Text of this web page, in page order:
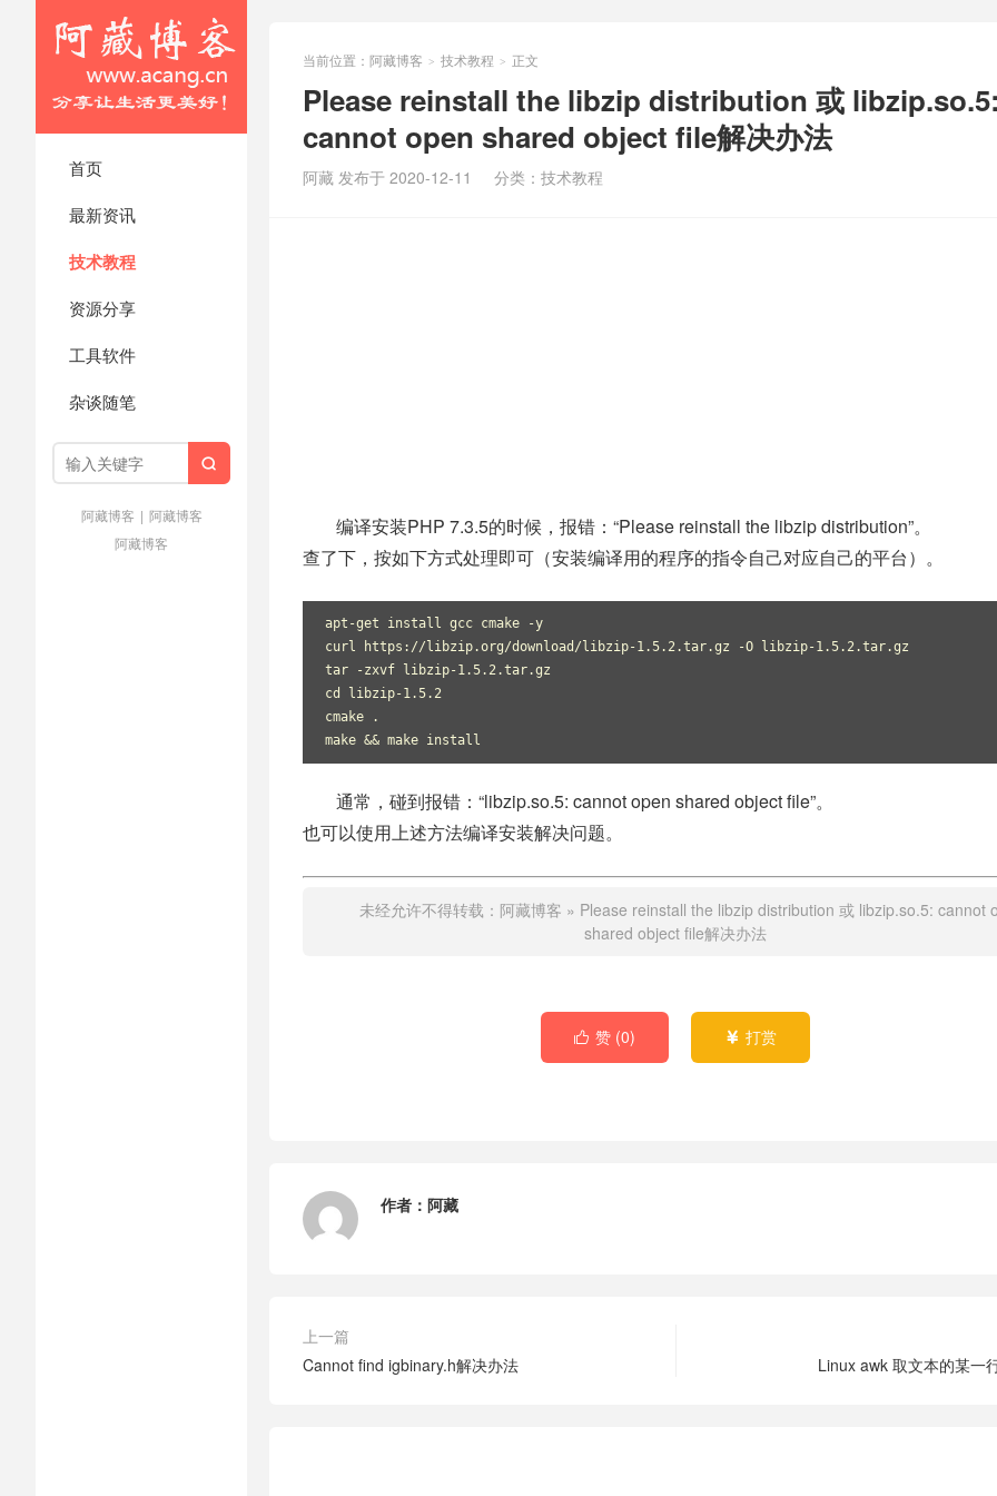
首页
最新资讯
技术教程
资源分享
工具软件
杂谈随笔

阿藏博客 | 阿藏博客
阿藏博客
当前位置： 阿藏博客 > 技术教程 > 正文
Please reinstall the libzip distribution 或
cannot open shared object file解决办法
阿藏 发布于 2020-12-11 分类： 技术教程
编译安装PHP 7.3.5的时候，报错：“Please reinstall the libzip distribution”。
查了下，按如下方式处理即可（安装编译用的程序的指令自己对应自己的平台）。
apt-get install gcc cmake -y
curl https://libzip.org/download/libzip-1.5.2.tar.gz -O libzip-1.5.2.tar.gz
tar -zxvf libzip-1.5.2.tar.gz
cd libzip-1.5.2
cmake .
make && make install
通常，碰到报错：“libzip.so.5: cannot open shared object file”。
也可以使用上述方法编译安装解决问题。
未经允许不得转载： 阿藏博客 » Please reinstall the libzip distribution 或 libzip.so.5: cannot
shared object file解决办法
 赞 (0)  打赏
作者： 阿藏
上一篇
Cannot find igbinary.h解决办法
Linux awk 取文本的某一